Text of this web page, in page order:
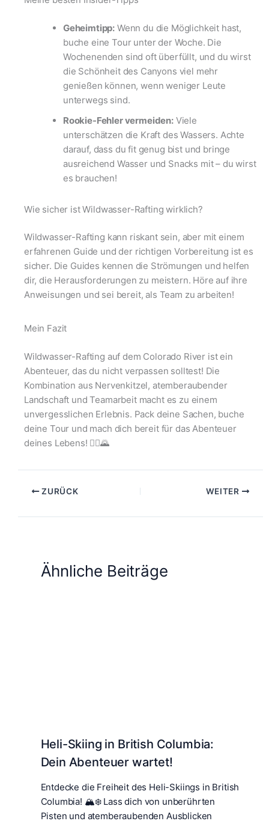
Geheimtipp: Wenn du die Möglichkeit hast,
buche eine Tour unter der Woche. Die
Wochenenden sind oft überfüllt, und du wirst
die Schönheit des Canyons viel mehr
genießen können, wenn weniger Leute
unterwegs sind.
Rookie-Fehler vermeiden:Viele
unterschätzen die Kraft des Wassers. Achte
darauf, dass du fit genug bist und bringe
ausreichend Wasser und Snacks mit – du wirst
es brauchen!
Wie sicher ist Wildwasser-Rafting wirklich?
Wildwasser-Rafting kann riskant sein, aber mit einem
erfahrenen Guide und der richtigen Vorbereitung ist es
sicher. Die Guides kennen die Strömungen und helfen
dir, die Herausforderungen zu meistern. Höre auf ihre
Anweisungen und sei bereit, als Team zu arbeiten!
Mein Fazit
Wildwasser-Rafting auf dem Colorado River ist ein
Abenteuer, das du nicht verpassen solltest! Die
Kombination aus Nervenkitzel, atemberaubender
Landschaft und Teamarbeit macht es zu einem
unvergesslichen Erlebnis. Pack deine Sachen, buche
deine Tour und mach dich bereit für das Abenteuer
deines Lebens! 🚣‍♂️🌄
ZURÜCK WEITER
Ähnliche Beiträge
Heli-Skiing in British Columbia:
Dein Abenteuer wartet!
Entdecke die Freiheit des Heli-Skiings in British
Columbia! 🏔️❄️ Lass dich von unberührten
Pisten und atemberaubenden Ausblicken